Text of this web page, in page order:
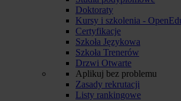
Doktoraty
Kursy i szkolenia -
Certyfikacje
Szkoła Językowa
Szkoła Trenerów
Drzwi Otwarte
Aplikuj bez problemu
Zasady rekrutacji
Listy rankingowe